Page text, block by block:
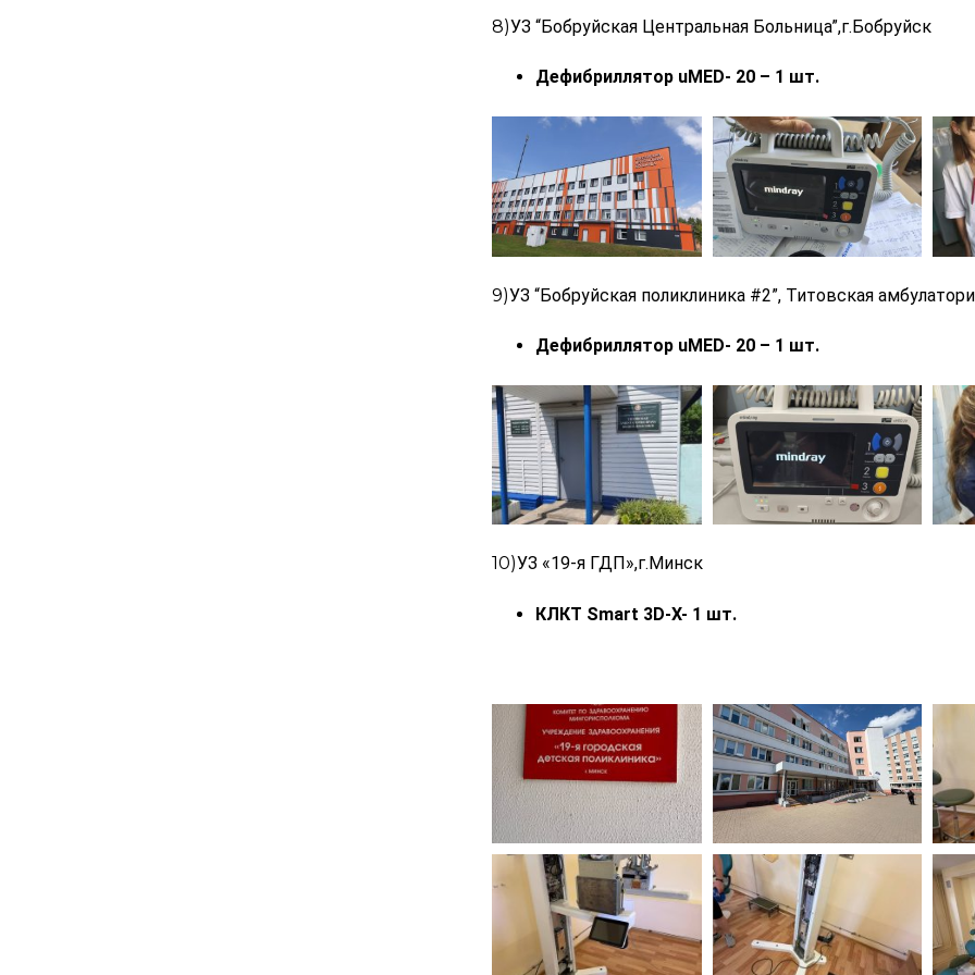
8)УЗ “Бобруйская Центральная Больница”,г.Бобруйск
Дефибриллятор uMED- 20 – 1 шт.
9)УЗ “Бобруйская поликлиника #2”, Титовская
Дефибриллятор uMED- 20 – 1 шт.
10)УЗ «19-я ГДП»,г.Минск
КЛКТ Smart 3D-X- 1 шт.